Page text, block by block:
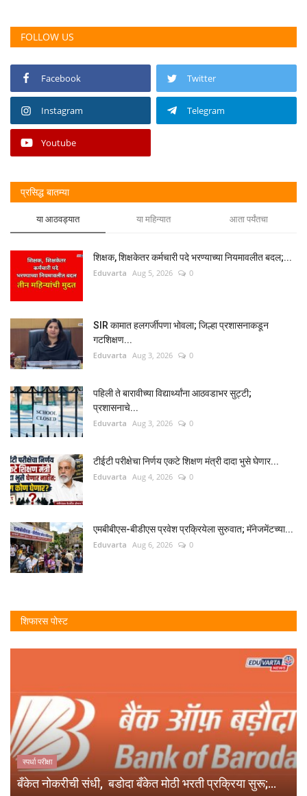
FOLLOW US
Facebook Twitter
Instagram Telegram
Youtube
प्रसिद्ध बातम्या
या आठवड्यात या महिन्यात आता पर्यंतचा
शिक्षक, शिक्षकेतर कर्मचारी पदे भरण्याच्या नियमावलीत बदल;...
Eduvarta Aug 5, 2026 0
SIR कामात हलगर्जीपणा भोवला; जिल्हा प्रशासनाकडून
गटशिक्षण...
Eduvarta Aug 3, 2026 0
पहिली ते बारावीच्या विद्यार्थ्यांना आठवडाभर सुट्टी;
प्रशासनाचे...
Eduvarta Aug 3, 2026 0
टीईटी परीक्षेचा निर्णय एकटे शिक्षण मंत्री दादा भुसे घेणार...
Eduvarta Aug 4, 2026 0
एमबीबीएस-बीडीएस प्रवेश प्रक्रियेला सुरुवात; मॅनेजमेंटच्या...
Eduvarta Aug 6, 2026 0
शिफारस पोस्ट
स्पर्धा परीक्षा
बँकेत नोकरीची संधी, बडोदा बँकेत मोठी भरती प्रक्रिया सुरू;...